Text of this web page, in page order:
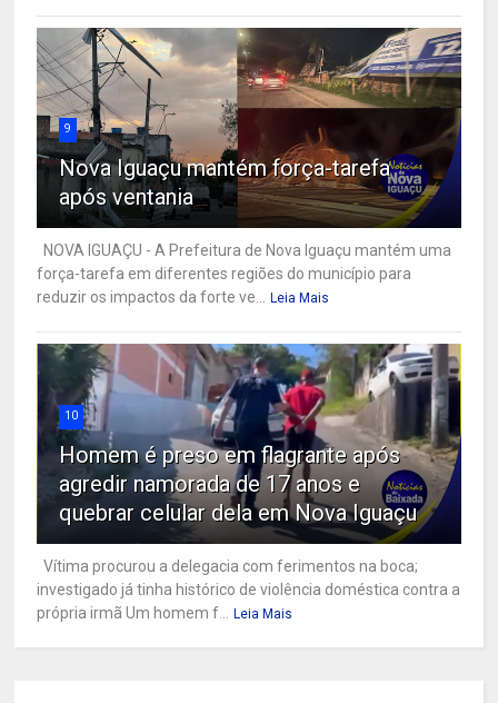
9
Nova Iguaçu mantém força-tarefa
após ventania
NOVA IGUAÇU - A Prefeitura de Nova Iguaçu mantém uma
força-tarefa em diferentes regiões do município para
reduzir os impactos da forte ve...
Leia Mais
10
Homem é preso em flagrante após
agredir namorada de 17 anos e
quebrar celular dela em Nova Iguaçu
Vítima procurou a delegacia com ferimentos na boca;
investigado já tinha histórico de violência doméstica contra a
própria irmã Um homem f...
Leia Mais